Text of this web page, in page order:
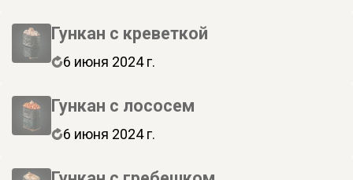
Гункан с креветкой
6 июня 2024 г.
Гункан с лососем
6 июня 2024 г.